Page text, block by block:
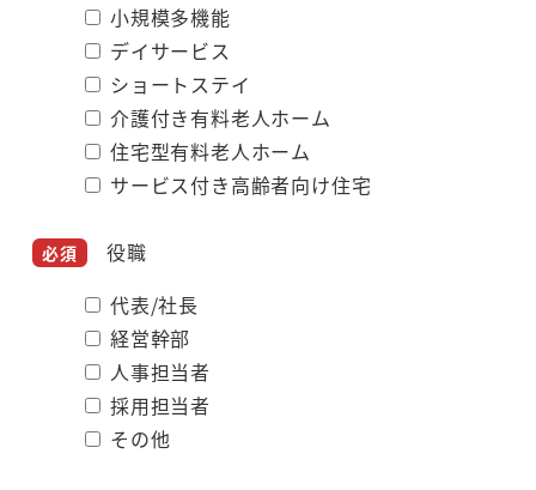
小規模多機能
デイサービス
ショートステイ
介護付き有料老人ホーム
住宅型有料老人ホーム
サービス付き高齢者向け住宅
役職
代表/社長
経営幹部
人事担当者
採用担当者
その他